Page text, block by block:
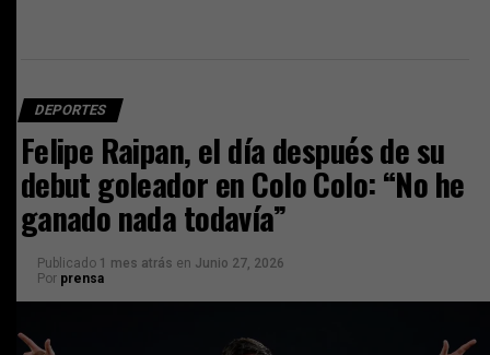
DEPORTES
Felipe Raipan, el día después de su
debut goleador en Colo Colo: “No he
ganado nada todavía”
Publicado 1 mes atrás en Junio 27, 2026
Por prensa